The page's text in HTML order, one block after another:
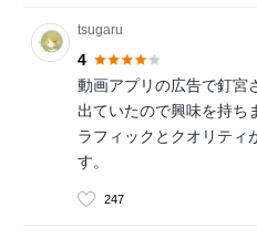
tsugaru
4
動画アプリの広告で釘宮
出ていたので興味を持ち
ラフィックとクオリティ
す。
247